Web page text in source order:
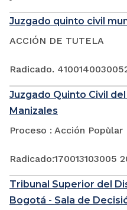
Juzgado quinto civil
ACCIÓN DE TUTELA
Radicado.
Juzgado Quinto Civil
Manizales
Proceso : Acción Popùlar
Radicado:170013103005
Tribunal Superior del
Bogotá - Sala de